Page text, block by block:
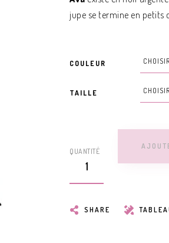
jupe se termine en petits
COULEUR
TAILLE
QUANTITÉ
SHARE